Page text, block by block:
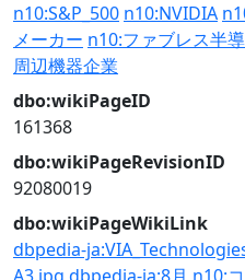
n10:S&P_500 n10:NVIDIA
メーカー n10:ファブレス半
周辺機器企業
dbo:wikiPageID
161368
dbo:wikiPageRevisionID
92080019
dbo:wikiPageWikiLink
dbpedia-